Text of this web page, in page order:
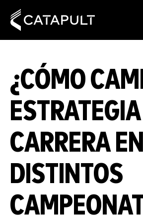
¿CÓMO
CARRERA
DISTINTOS